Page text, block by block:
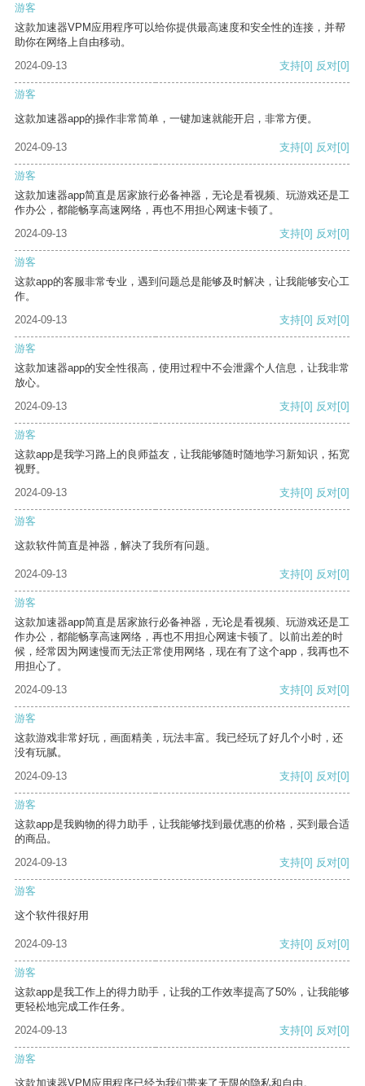
游客
这款加速器VPM应用程序可以给你提供最高速度和安全性的连接，并帮
助你在网络上自由移动。
2024-09-13
支持[0] 反对[0]
游客
这款加速器app的操作非常简单，一键加速就能开启，非常方便。
2024-09-13 支持[0] 反对[0]
游客
这款加速器app简直是居家旅行必备神器，无论是看视频、玩游戏还是工
作办公，都能畅享高速网络，再也不用担心网速卡顿了。
2024-09-13
支持[0] 反对[0]
游客
这款app的客服非常专业，遇到问题总是能够及时解决，让我能够安心工
作。
2024-09-13
支持[0] 反对[0]
游客
这款加速器app的安全性很高，使用过程中不会泄露个人信息，让我非常
放心。
2024-09-13
支持[0] 反对[0]
游客
这款app是我学习路上的良师益友，让我能够随时随地学习新知识，拓宽
视野。
2024-09-13
支持[0] 反对[0]
游客
这款软件简直是神器，解决了我所有问题。
2024-09-13 支持[0] 反对[0]
游客
这款加速器app简直是居家旅行必备神器，无论是看视频、玩游戏还是工
作办公，都能畅享高速网络，再也不用担心网速卡顿了。以前出差的时
候，经常因为网速慢而无法正常使用网络，现在有了这个app，我再也不
用担心了。
2024-09-13
支持[0] 反对[0]
游客
这款游戏非常好玩，画面精美，玩法丰富。我已经玩了好几个小时，还
没有玩腻。
2024-09-13
支持[0] 反对[0]
游客
这款app是我购物的得力助手，让我能够找到最优惠的价格，买到最合适
的商品。
2024-09-13
支持[0] 反对[0]
游客
这个软件很好用
2024-09-13 支持[0] 反对[0]
游客
这款app是我工作上的得力助手，让我的工作效率提高了50%，让我能够
更轻松地完成工作任务。
2024-09-13
支持[0] 反对[0]
游客
这款加速器VPM应用程序已经为我们带来了无限的隐私和自由。